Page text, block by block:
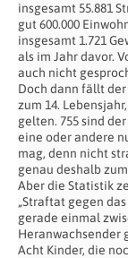
insgesamt 55.881
gut 600.000
insgesamt 1.721
als im Jahr davor.
auch nicht
Doch dann fällt der
zum 14.
gelten. 755 sind
eine oder andere
mag, denn nicht
genau deshalb
Aber die Statistik
„Straftat gegen
gerade einmal
Heranwachsender
Acht Kinder, die